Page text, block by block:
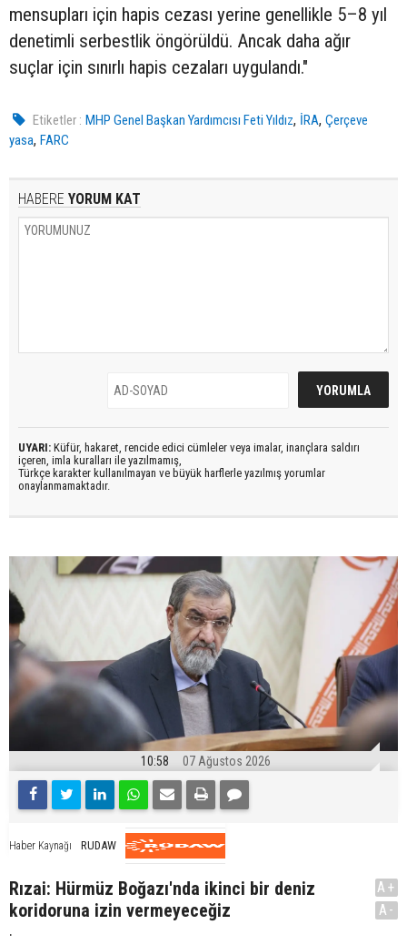
mensupları için hapis cezası yerine genellikle 5–8 yıl
denetimli serbestlik öngörüldü. Ancak daha ağır
suçlar için sınırlı hapis cezaları uygulandı."
Etiketler : MHP Genel Başkan Yardımcısı Feti Yıldız, İRA,Çerçeve
yasa, FARC
HABERE YORUM KAT
UYARI: Küfür, hakaret, rencide edici cümleler veya imalar, inançlara saldırı
içeren, imla kuralları ile yazılmamış,
Türkçe karakter kullanılmayan ve büyük harflerle yazılmış yorumlar
onaylanmamaktadır.
10:58 07 Ağustos 2026
Haber Kaynağı RUDAW
Rızai: Hürmüz Boğazı'nda ikinci bir deniz
koridoruna izin vermeyeceğiz
.
A+
A-